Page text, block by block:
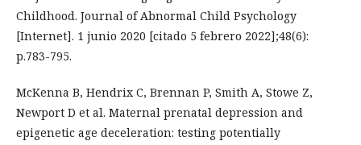
Childhood. Journal of Abnormal Child Psychology
[Internet]. 1 junio 2020 [citado 5 febrero 2022];48(6):
p.783-795.
McKenna B, Hendrix C, Brennan P, Smith A, Stowe Z,
Newport D et al. Maternal prenatal depression and
epigenetic age deceleration: testing potentially